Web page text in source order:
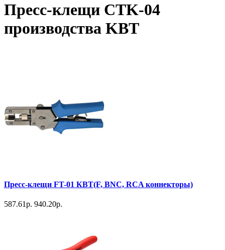
Пресс-клещи CTK-04
производства KBT
Пресс-клещи FT-01 КВТ(F, BNC, RCA коннекторы)
587.61р. 940.20р.